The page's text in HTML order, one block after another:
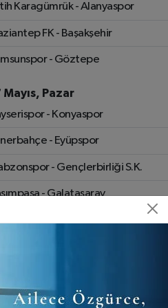
Karagümrük - Alanyaspor
FK - Başakşehir
- Göztepe
Mayıs, Pazar
- Konyaspor
- Eyüpspor
- Gençlerbirliği S.K.
- Galatasaray
- Kocaelispor